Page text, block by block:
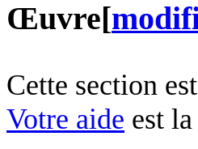
Œuvre[
Cette section
Votre aide est